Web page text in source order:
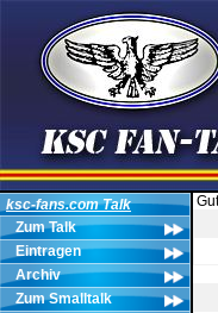
ksc-fans.com Talk
Zum Talk
Eintragen
Archiv
Zum Smalltalk